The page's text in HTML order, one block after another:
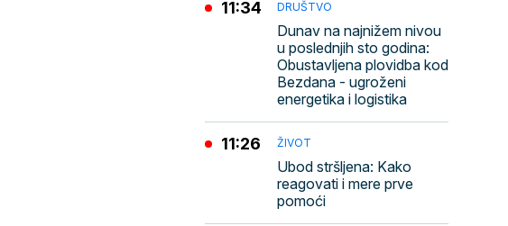
DRUŠTVO
Dunav na najnižem nivou
u poslednjih sto godina:
Obustavljena plovidba kod
Bezdana - ugroženi
energetika i logistika
11:34
ŽIVOT
Ubod stršljena: Kako
reagovati i mere prve
pomoći
11:26